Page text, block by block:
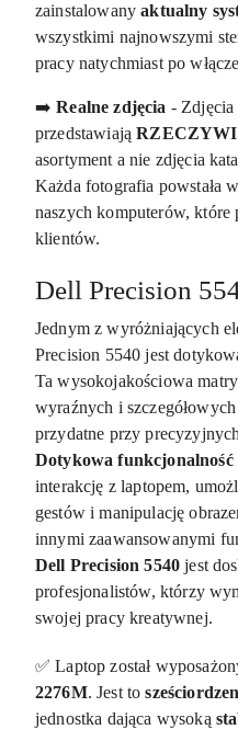
zainstalowanyaktualny
wszystkimi najnowszymi
pracy natychmiast po
➡️ Realne zdjęcia - Zdjęcia
przedstawiają
asortyment a nie zdjęcia
Każda fotografia powstała
naszych komputerów, które
klientów.
Dell Precision
Jednym z wyróżniających
Precision 5540 jest
Ta wysokojakościowa
wyraźnych i
przydatne przy
Dotykowa
interakcję z laptopem,
gestów i manipulację
innymi zaawansowanymi
Dell Precision 5540 jest
profesjonalistów, którzy
swojej pracy kreatywnej.
✅ Laptop został
2276M. Jest to
jednostka dająca wysoką